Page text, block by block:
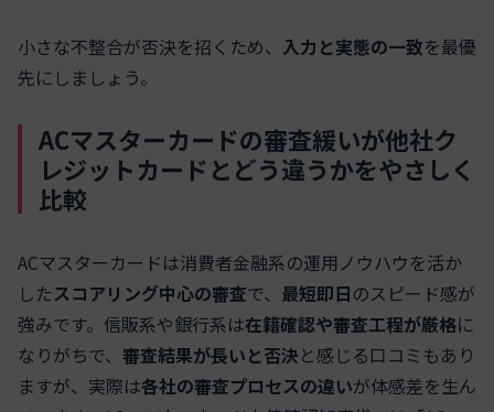
小さな不整合が否決を招くため、 入力と実態の一致を最優
先にしましょう。
ACマスターカードの審査緩いが他社ク
レジットカードとどう違うかをやさしく
比較
ACマスターカードは消費者金融系の運用ノウハウを活か
したスコアリング中心の審査で、 最短即日のスピード感が
強みです。信販系や銀行系は在籍確認や審査工程が厳格に
なりがちで、 審査結果が長いと否決と感じる口コミもあり
ますが、実際は各社の審査プロセスの違いが体感差を生ん